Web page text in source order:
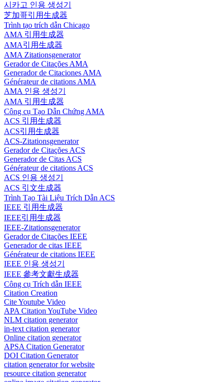
시카고 인용 생성기
芝加哥引用生成器
Trình tạo trích dẫn Chicago
AMA 引用生成器
AMA引用生成器
AMA Zitationsgenerator
Gerador de Citações AMA
Generador de Citaciones AMA
Générateur de citations AMA
AMA 인용 생성기
AMA 引用生成器
Công cụ Tạo Dẫn Chứng AMA
ACS 引用生成器
ACS引用生成器
ACS-Zitationsgenerator
Gerador de Citações ACS
Generador de Citas ACS
Générateur de citations ACS
ACS 인용 생성기
ACS 引文生成器
Trình Tạo Tài Liệu Trích Dẫn ACS
IEEE 引用生成器
IEEE引用生成器
IEEE-Zitationsgenerator
Gerador de Citações IEEE
Generador de citas IEEE
Générateur de citations IEEE
IEEE 인용 생성기
IEEE 參考文獻生成器
Công cụ Trích dẫn IEEE
Citation Creation
Cite Youtube Video
APA Citation YouTube Video
NLM citation generator
in-text citation generator
Online citation generator
APSA Citation Generator
DOI Citation Generator
citation generator for website
resource citation generator